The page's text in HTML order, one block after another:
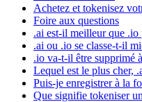
Achetez et tokenisez
Foire aux questions
.ai est-il meilleur que
.ai ou .io se classe-t-il
.io va-t-il être supprimé
Lequel est le plus cher,
Puis-je enregistrer à la
Que signifie tokeniser